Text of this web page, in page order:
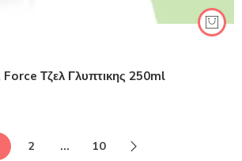
Τζελ Γλυπτικης 250ml
2 … 10